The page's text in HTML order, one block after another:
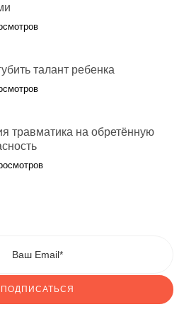
талант ребенка
травматика на обретённую
ПОДПИСАТЬСЯ